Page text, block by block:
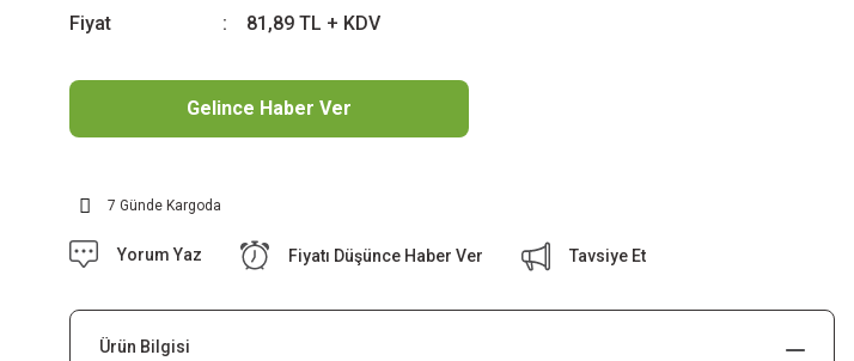
Fiyat
81,89 TL + KDV
Gelince Haber Ver
7 Günde Kargoda
Yorum Yaz Fiyatı Düşünce Haber Ver Tavsiye Et
Ürün Bilgisi